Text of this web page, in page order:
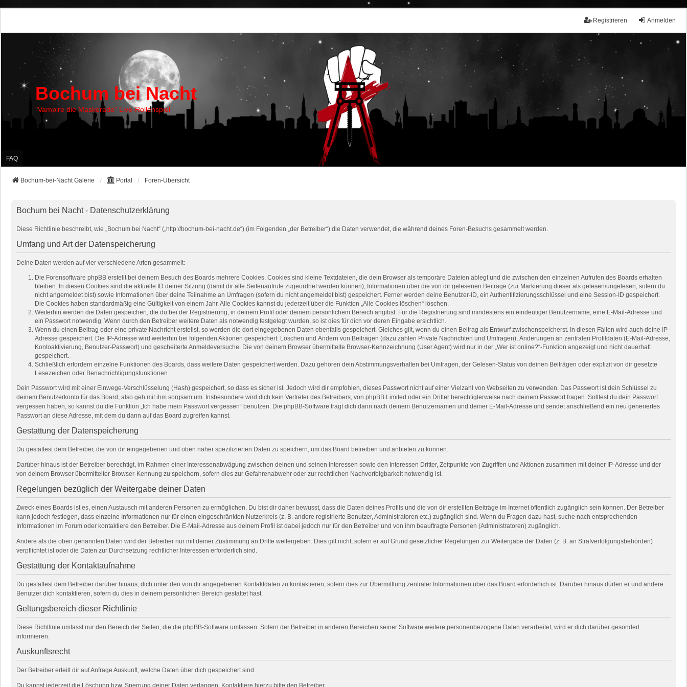
Anmelden
Registrieren
Bochum bei Nacht
"Vampire die Maskerade" Live-Rollenspiel
FAQ
Bochum-bei-Nacht Galerie Portal Foren-Übersicht
Bochum bei Nacht - Datenschutzerklärung
Diese Richtlinie beschreibt, wie „Bochum bei Nacht“ („http://bochum-bei-nacht.de“) (im Folgenden „der Betreiber“) die Daten verwendet, die während deines Foren-Besuchs gesammelt werden.
Umfang und Art der Datenspeicherung
Deine Daten werden auf vier verschiedene Arten gesammelt:
Die Forensoftware phpBB erstellt bei deinem Besuch des Boards mehrere Cookies. Cookies sind kleine Textdateien, die dein Browser als temporäre Dateien ablegt und die zwischen den einzelnen Aufrufen des Boards erhalten
bleiben. In diesen Cookies sind die aktuelle ID deiner Sitzung (damit dir alle Seitenaufrufe zugeordnet werden können), Informationen über die von dir gelesenen Beiträge (zur Markierung dieser als gelesen/ungelesen; sofern du
nicht angemeldet bist) sowie Informationen über deine Teilnahme an Umfragen (sofern du nicht angemeldet bist) gespeichert. Ferner werden deine Benutzer-ID, ein Authentifizierungsschlüssel und eine Session-ID gespeichert.
Die Cookies haben standardmäßig eine Gültigkeit von einem Jahr. Alle Cookies kannst du jederzeit über die Funktion „Alle Cookies löschen“ löschen.
Weiterhin werden die Daten gespeichert, die du bei der Registrierung, in deinem Profil oder deinem persönlichem Bereich angibst. Für die Registrierung sind mindestens ein eindeutiger Benutzername, eine E-Mail-Adresse und
ein Passwort notwendig. Wenn durch den Betreiber weitere Daten als notwendig festgelegt wurden, so ist dies für dich vor deren Eingabe ersichtlich.
Wenn du einen Beitrag oder eine private Nachricht erstellst, so werden die dort eingegebenen Daten ebenfalls gespeichert. Gleiches gilt, wenn du einen Beitrag als Entwurf zwischenspeicherst. In diesen Fällen wird auch deine IP-
Adresse gespeichert. Die IP-Adresse wird weiterhin bei folgenden Aktionen gespeichert: Löschen und Ändern von Beiträgen (dazu zählen Private Nachrichten und Umfragen), Änderungen an zentralen Profildaten (E-Mail-Adresse,
Kontoaktivierung, Benutzer-Passwort) und gescheiterte Anmeldeversuche. Die von deinem Browser übermittelte Browser-Kennzeichnung (User Agent) wird nur in der „Wer ist online?“-Funktion angezeigt und nicht dauerhaft
gespeichert.
Schließlich erfordern einzelne Funktionen des Boards, dass weitere Daten gespeichert werden. Dazu gehören dein Abstimmungsverhalten bei Umfragen, der Gelesen-Status von deinen Beiträgen oder explizit von dir gesetzte
Lesezeichen oder Benachrichtigungsfunktionen.
Dein Passwort wird mit einer Einwege-Verschlüsselung (Hash) gespeichert, so dass es sicher ist. Jedoch wird dir empfohlen, dieses Passwort nicht auf einer Vielzahl von Webseiten zu verwenden. Das Passwort ist dein Schlüssel zu
deinem Benutzerkonto für das Board, also geh mit ihm sorgsam um. Insbesondere wird dich kein Vertreter des Betreibers, von phpBB Limited oder ein Dritter berechtigterweise nach deinem Passwort fragen. Solltest du dein Passwort
vergessen haben, so kannst du die Funktion „Ich habe mein Passwort vergessen“ benutzen. Die phpBB-Software fragt dich dann nach deinem Benutzernamen und deiner E-Mail-Adresse und sendet anschließend ein neu generiertes
Passwort an diese Adresse, mit dem du dann auf das Board zugreifen kannst.
Gestattung der Datenspeicherung
Du gestattest dem Betreiber, die von dir eingegebenen und oben näher spezifizierten Daten zu speichern, um das Board betreiben und anbieten zu können.
Darüber hinaus ist der Betreiber berechtigt, im Rahmen einer Interessenabwägung zwischen deinen und seinen Interessen sowie den Interessen Dritter, Zeitpunkte von Zugriffen und Aktionen zusammen mit deiner IP-Adresse und der
von deinem Browser übermittelter Browser-Kennung zu speichern, sofern dies zur Gefahrenabwehr oder zur rechtlichen Nachverfolgbarkeit notwendig ist.
Regelungen bezüglich der Weitergabe deiner Daten
Zweck eines Boards ist es, einen Austausch mit anderen Personen zu ermöglichen. Du bist dir daher bewusst, dass die Daten deines Profils und die von dir erstellten Beiträge im Internet öffentlich zugänglich sein können. Der Betreiber
kann jedoch festlegen, dass einzelne Informationen nur für einen eingeschränkten Nutzerkreis (z. B. andere registrierte Benutzer, Administratoren etc.) zugänglich sind. Wenn du Fragen dazu hast, suche nach entsprechenden
Informationen im Forum oder kontaktiere den Betreiber. Die E-Mail-Adresse aus deinem Profil ist dabei jedoch nur für den Betreiber und von ihm beauftragte Personen (Administratoren) zugänglich.
Andere als die oben genannten Daten wird der Betreiber nur mit deiner Zustimmung an Dritte weitergeben. Dies gilt nicht, sofern er auf Grund gesetzlicher Regelungen zur Weitergabe der Daten (z. B. an Strafverfolgungsbehörden)
verpflichtet ist oder die Daten zur Durchsetzung rechtlicher Interessen erforderlich sind.
Gestattung der Kontaktaufnahme
Du gestattest dem Betreiber darüber hinaus, dich unter den von dir angegebenen Kontaktdaten zu kontaktieren, sofern dies zur Übermittlung zentraler Informationen über das Board erforderlich ist. Darüber hinaus dürfen er und andere
Benutzer dich kontaktieren, sofern du dies in deinem persönlichen Bereich gestattet hast.
Geltungsbereich dieser Richtlinie
Diese Richtlinie umfasst nur den Bereich der Seiten, die die phpBB-Software umfassen. Sofern der Betreiber in anderen Bereichen seiner Software weitere personenbezogene Daten verarbeitet, wird er dich darüber gesondert
informieren.
Auskunftsrecht
Der Betreiber erteilt dir auf Anfrage Auskunft, welche Daten über dich gespeichert sind.
Du kannst jederzeit die Löschung bzw. Sperrung deiner Daten verlangen. Kontaktiere hierzu bitte den Betreiber.